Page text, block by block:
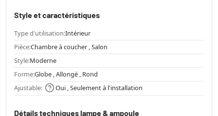
Style et caractéristiques
Type d'utilisation:Intérieur
Pièce:Chambre à coucher , Salon
Style:Moderne
Forme:Globe , Allongé , Rond
Ajustable:
Oui , Seulement à l'installation
Détails techniques lampe & ampoule